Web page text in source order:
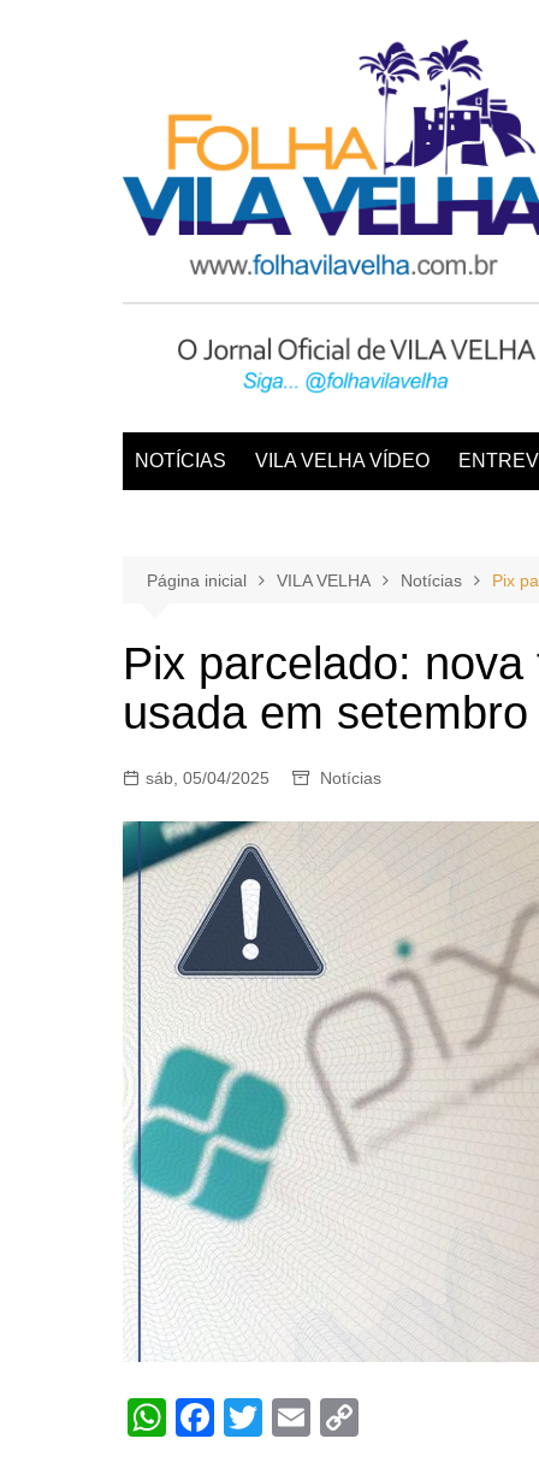
NOTÍCIAS VILA VELHA VÍDEO
Página inicial VILA VELHA Notícias Pix
Pix parcelado:
usada em setembro
sáb, 05/04/2025 Notícias
W F
T
E